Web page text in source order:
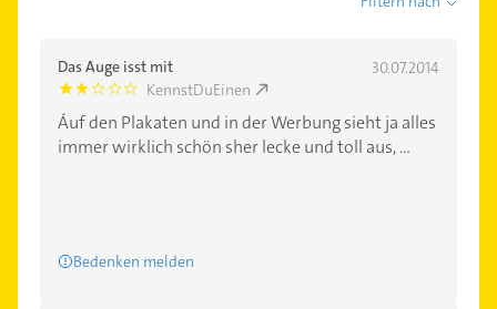
Das Auge isst mit 30.07.2014
2.0 KennstDuEinen
Áuf den Plakaten und in der Werbung sieht ja alles
immer wirklich schön sher lecke und toll aus, ...
Bedenken melden